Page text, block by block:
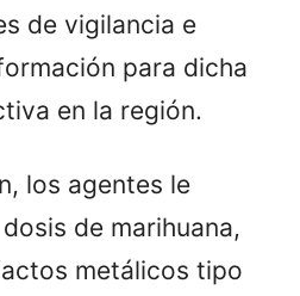
de vigilancia e
para dicha
en la región.
los agentes le
de marihuana,
metálicos tipo